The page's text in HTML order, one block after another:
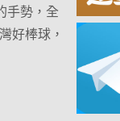
手勢，全
好棒球，